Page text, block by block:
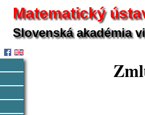
Matematický
Slovenská akadémia